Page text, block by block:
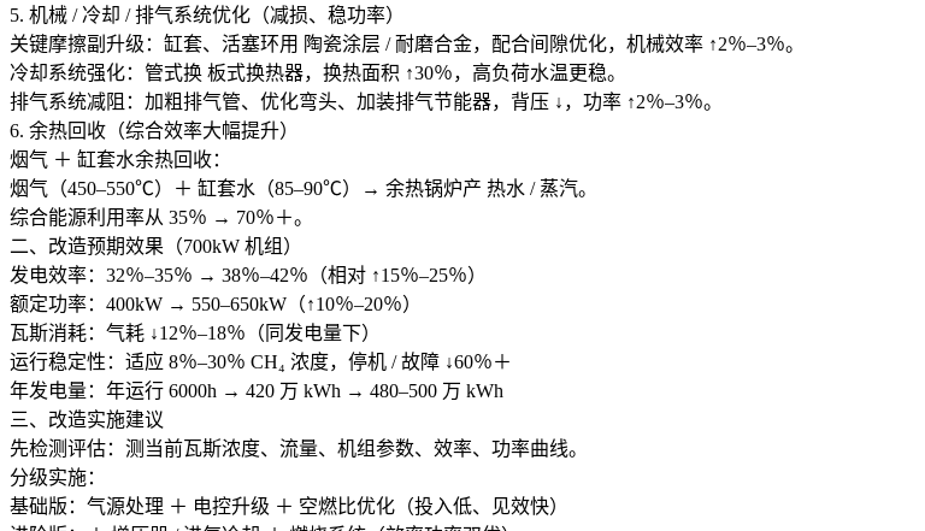
5. 机械 / 冷却 / 排气系统优化（减损、稳功率）
关键摩擦副升级：缸套、活塞环用 陶瓷涂层 / 耐磨合金，配合间隙优化，机械效率 ↑2％–3％。
冷却系统强化：管式换 板式换热器，换热面积 ↑30％，高负荷水温更稳。
排气系统减阻：加粗排气管、优化弯头、加装排气节能器，背压 ↓，功率 ↑2％–3％。
6. 余热回收（综合效率大幅提升）
烟气 ＋ 缸套水余热回收：
烟气（450–550℃）＋ 缸套水（85–90℃）→ 余热锅炉产 热水 / 蒸汽。
综合能源利用率从 35％ → 70％＋。
二、改造预期效果（700kW 机组）
发电效率：32％–35％ → 38％–42％（相对 ↑15％–25％）
额定功率：400kW → 550–650kW（↑10％–20％）
瓦斯消耗：气耗 ↓12％–18％（同发电量下）
运行稳定性：适应 8％–30％ CH₄ 浓度，停机 / 故障 ↓60％＋
年发电量：年运行 6000h → 420 万 kWh → 480–500 万 kWh
三、改造实施建议
先检测评估：测当前瓦斯浓度、流量、机组参数、效率、功率曲线。
分级实施：
基础版：气源处理 ＋ 电控升级 ＋ 空燃比优化（投入低、见效快）